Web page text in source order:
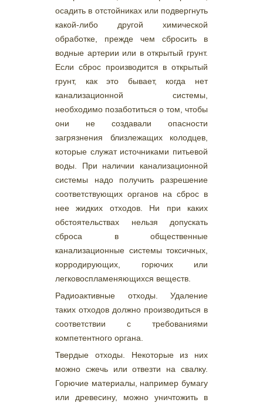
осадить в отстойниках или подвергнуть
какой-либо другой химической
обработке, прежде чем сбросить в
водные артерии или в открытый грунт.
Если сброс производится в открытый
грунт, как это бывает, когда нет
канализационной системы,
необходимо позаботиться о том, чтобы
они не создавали опасности
загрязнения близлежащих колодцев,
которые служат источниками питьевой
воды. При наличии канализационной
системы надо получить разрешение
соответствующих органов на сброс в
нее жидких отходов. Ни при каких
обстоятельствах нельзя допускать
сброса в общественные
канализационные системы токсичных,
корродирующих, горючих или
легковоспламеняющихся веществ.
Радиоактивные отходы. Удаление
таких отходов должно производиться в
соответствии с требованиями
компетентного органа.
Твердые отходы. Некоторые из них
можно сжечь или отвезти на свалку.
Горючие материалы, например бумагу
или древесину, можно уничтожить в